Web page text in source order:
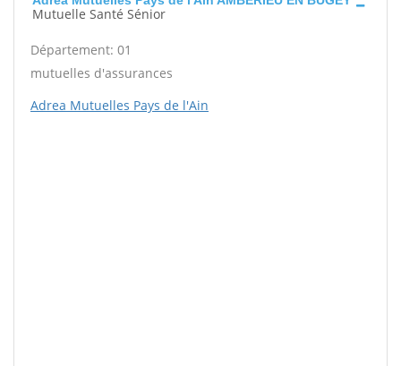
Mutuelle Santé Sénior
Département: 01
mutuelles d'assurances
Adrea Mutuelles Pays de l'Ain